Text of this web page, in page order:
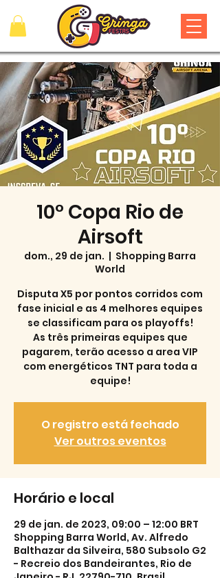
10° Copa Rio de
Airsoft
dom., 29 de jan.
  |
Shopping Barra
World
Disputa X5 por pontos corridos com
fase inicial e as 4 melhores equipes
se classificam para os playoffs!
As três primeiras equipes que
pagarem, terão acesso a area VIP
com energéticos TNT para toda a
equipe!
O registro está fechado
Ver outros eventos
Horário e local
29 de jan. de 2023, 09:00 – 12:00 BRT
Shopping Barra World, Av. Alfredo
Balthazar da Silveira, 580 Subsolo G2
- Recreio dos Bandeirantes, Rio de